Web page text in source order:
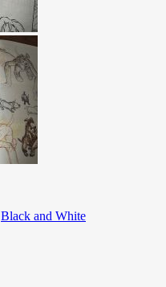
Black and White